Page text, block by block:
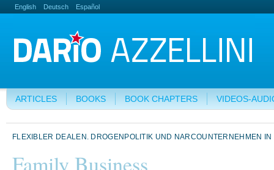
English Deutsch Español
ARTICLES BOOKS BOOK CHAPTERS VIDEOS-
FLEXIBLER DEALEN. DROGENPOLITIK UND NARCOUNTERNEHMEN IN
Family Business